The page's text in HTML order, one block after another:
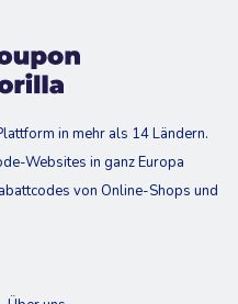
in mehr als 14 Ländern.
Websites in ganz Europa
von Online-Shops und